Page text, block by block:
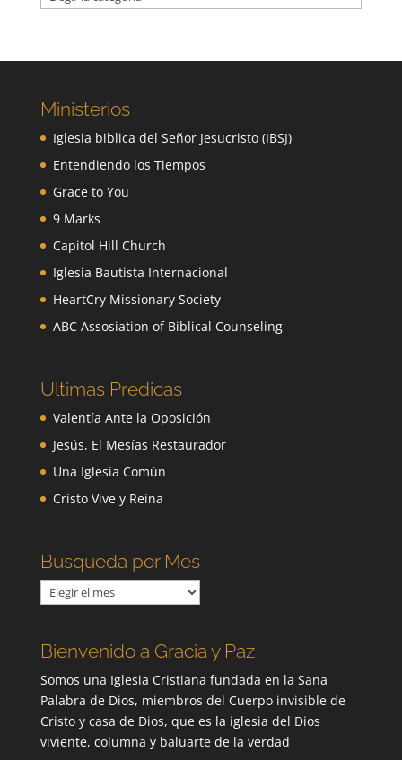
Ministerios
Iglesia biblica del Señor Jesucristo (IBSJ)
Entendiendo los Tiempos
Grace to You
9 Marks
Capitol Hill Church
Iglesia Bautista Internacional
HeartCry Missionary Society
ABC Assosiation of Biblical Counseling
Ultimas Predicas
Valentía Ante la Oposición
Jesús, El Mesías Restaurador
Una Iglesia Común
Cristo Vive y Reina
Busqueda por Mes
Busqueda
por
Bienvenido a Gracia y Paz
Somos una Iglesia Cristiana fundada en la Sana
Palabra de Dios, miembros del Cuerpo invisible de
Cristo y casa de Dios, que es la iglesia del Dios
viviente, columna y baluarte de la verdad